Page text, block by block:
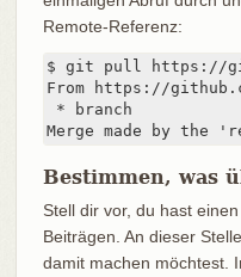
Remote-Referenz:
$ git pull https://
From https://
* branch
Merge made by the
Bestimmen, was
Stell dir vor, du hast
Beiträgen. An dieser
damit machen möchtest.